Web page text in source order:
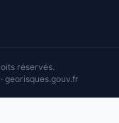
réservés.
georisques.gouv.fr